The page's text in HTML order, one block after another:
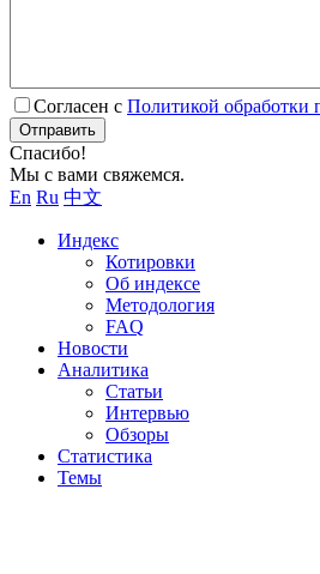
Согласен с Политикой обработки
Отправить
Спасибо!
Мы с вами свяжемся.
En Ru 中文
Индекс
Котировки
Об индексе
Методология
FAQ
Новости
Аналитика
Статьи
Интервью
Обзоры
Статистика
Темы